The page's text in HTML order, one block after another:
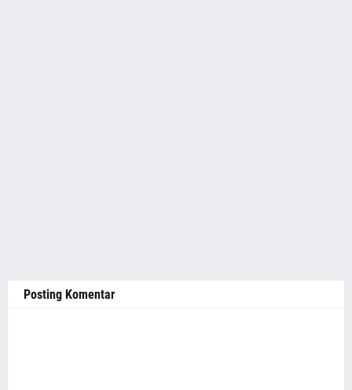
Posting Komentar